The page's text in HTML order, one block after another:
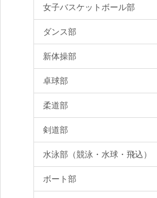
女子バスケットボール部
ダンス部
新体操部
卓球部
柔道部
剣道部
水泳部（競泳・水球・飛込）
ボート部